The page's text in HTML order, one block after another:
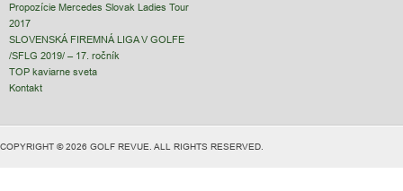
Propozície Mercedes Slovak Ladies Tour
2017
SLOVENSKÁ FIREMNÁ LIGA V GOLFE
/SFLG 2019/ – 17. ročník
TOP kaviarne sveta
Kontakt
COPYRIGHT © 2026 GOLF REVUE. ALL RIGHTS RESERVED.